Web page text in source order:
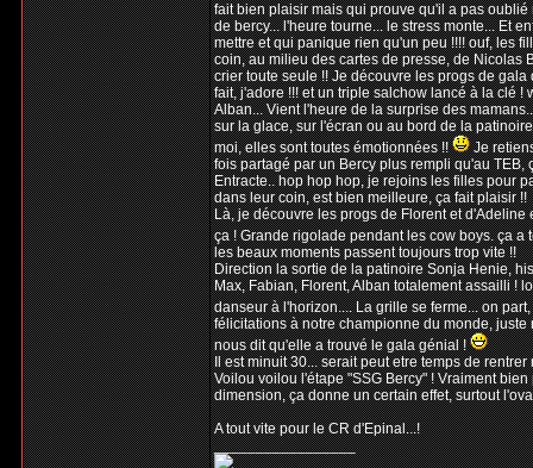
fait bien plaisir mais qui prouve qu'il a pas
de bercy... l'heure tourne... le stress monte... Et
mettre et qui panique rien qu'un peu !!!! ouf, les
coin, au milieu des cartes de presse, de Nicolas
crier toute seule !! Je découvre les progs de
fait, j'adore !!! et un triple salchow lancé à la clé !
Alban... Vient l'heure de la surprise des
sur la glace, sur l'écran ou au bord de la
moi, elles sont toutes émotionnées !!
Je
fois partagé par un Bercy plus rempli qu'au TEB,
Entracte.. hop hop hop, je rejoins les filles pour
dans leur coin, est bien meilleure, ça fait plaisir !!
Là, je découvre les progs de Florent et
ça ! Grande rigolade pendant les cow boys. ça a
les beaux moments passent toujours trop vite !!
Direction la sortie de la patinoire Sonja Henie,
Max, Fabian, Florent, Alban totalement assailli !
danseur à l'horizon.... La grille se ferme... on
félicitations à notre championne du monde,
nous dit qu'elle a trouvé le gala génial !
Il est minuit 30... serait peut etre temps de rentrer
Voilou voilou l'étape "SSG Bercy" ! Vraiment
dimension, ça donne un certain effet, surtout
A tout vite pour le CR d'Epinal...!
_________________